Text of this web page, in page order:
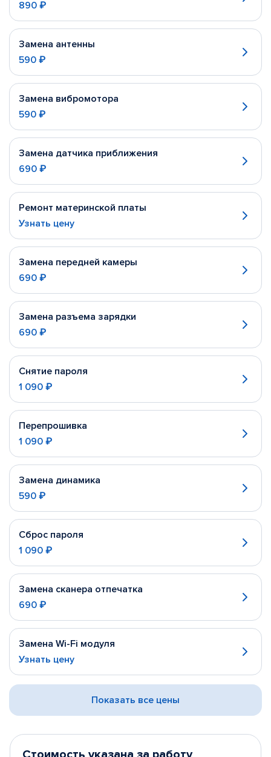
890 ₽
Замена антенны
590 ₽
Замена вибромотора
590 ₽
Замена датчика приближения
690 ₽
Ремонт материнской платы
Узнать цену
Замена передней камеры
690 ₽
Замена разъема зарядки
690 ₽
Снятие пароля
1 090 ₽
Перепрошивка
1 090 ₽
Замена динамика
590 ₽
Сброс пароля
1 090 ₽
Замена сканера отпечатка
690 ₽
Замена Wi-Fi модуля
Узнать цену
Показать все цены